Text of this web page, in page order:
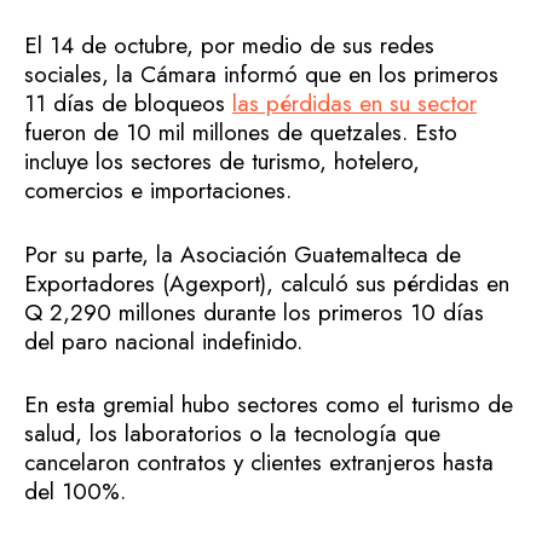
El 14 de octubre, por medio de sus redes
sociales, la Cámara informó que en los primeros
11 días de bloqueos las pérdidas en su sector
fueron de 10 mil millones de quetzales. Esto
incluye los sectores de turismo, hotelero,
comercios e importaciones.
Por su parte, la Asociación Guatemalteca de
Exportadores (Agexport), calculó sus pérdidas en
Q 2,290 millones durante los primeros 10 días
del paro nacional indefinido.
En esta gremial hubo sectores como el turismo de
salud, los laboratorios o la tecnología que
cancelaron contratos y clientes extranjeros hasta
del 100%.